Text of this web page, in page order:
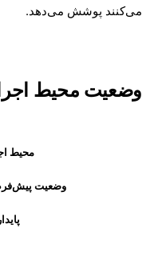
می‌کنند پوشش می‌دهد.
وضعیت محیط اجرا
محیط
وضعیت